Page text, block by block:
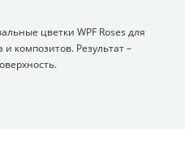
цветки WPF Roses для
композитов. Результат –